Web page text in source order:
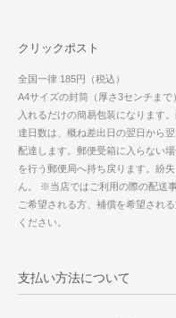
クリックポスト
全国一律 185円（税込）
A4サイズの封筒（厚さ3センチま
入れるだけの簡易包装になります
達日数は、概ね差出日の翌日から
配達します。郵便受箱に入らない
を行う郵便局へ持ち戻ります。紛
ん。 ※当店ではご利用の際の配送
ご希望される方、補償を希望され
ください。
支払い方法について